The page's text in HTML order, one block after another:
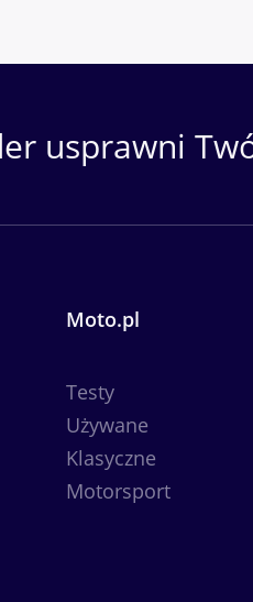
usprawni
Moto.pl
Testy
Używane
Klasyczne
Motorsport